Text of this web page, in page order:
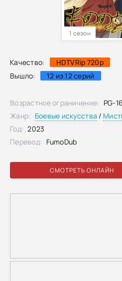
Качество:
HDTVRip 720p
Вышло:
12 из 12 серий
1 сезон
СМОТРЕТЬ ОНЛАЙН
Возрастное ограничение: PG-
Жанр: Боевые искусства /
Год: 2023
Перевод: FumoDub